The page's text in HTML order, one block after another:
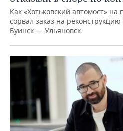
Как «Хотьковский автомост» на
сорвал заказ на
Буинск — Ульяновск